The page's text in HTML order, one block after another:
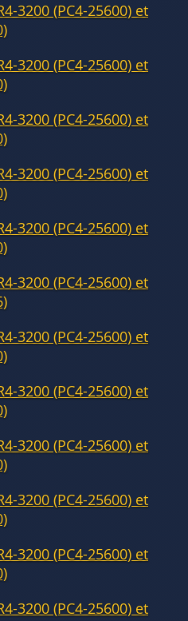
3200 (PC4-25600) et
3200 (PC4-25600) et
3200 (PC4-25600) et
3200 (PC4-25600) et
3200 (PC4-25600) et
3200 (PC4-25600) et
3200 (PC4-25600) et
3200 (PC4-25600) et
3200 (PC4-25600) et
3200 (PC4-25600) et
3200 (PC4-25600) et
3200 (PC4-25600) et